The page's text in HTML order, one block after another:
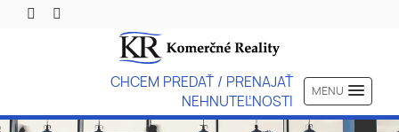
CHCEM PREDAŤ / PRENAJAŤ
NEHNUTEĽNOSTI
MENU